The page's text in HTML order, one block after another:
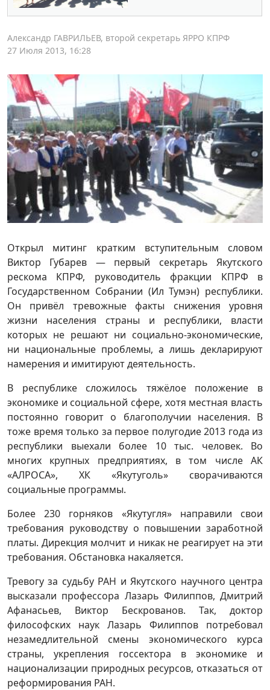
Александр ГАВРИЛЬЕВ, второй секретарь ЯРРО КПРФ
27 Июля 2013, 16:28
Открыл митинг кратким вступительным словом
Виктор Губарев — первый секретарь Якутского
рескома КПРФ, руководитель фракции КПРФ в
Государственном Собрании (Ил Тумэн) республики.
Он привёл тревожные факты снижения уровня
жизни населения страны и республики, власти
которых не решают ни социально-экономические,
ни национальные проблемы, а лишь декларируют
намерения и имитируют деятельность.
В республике сложилось тяжёлое положение в
экономике и социальной сфере, хотя местная власть
постоянно говорит о благополучии населения. В
тоже время только за первое полугодие 2013 года из
республики выехали более 10 тыс. человек. Во
многих крупных предприятиях, в том числе АК
«АЛРОСА», ХК «Якутуголь» сворачиваются
социальные программы.
Более 230 горняков «Якутугля» направили свои
требования руководству о повышении заработной
платы. Дирекция молчит и никак не реагирует на эти
требования. Обстановка накаляется.
Тревогу за судьбу РАН и Якутского научного центра
высказали профессора Лазарь Филиппов, Дмитрий
Афанасьев, Виктор Бескрованов. Так, доктор
философских наук Лазарь Филиппов потребовал
незамедлительной смены экономического курса
страны, укрепления госсектора в экономике и
национализации природных ресурсов, отказаться от
реформирования РАН.